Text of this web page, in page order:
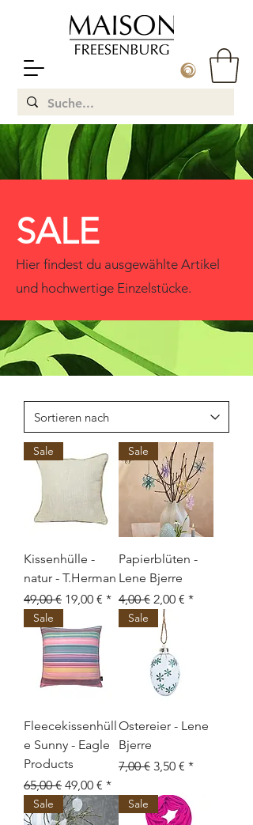
SALE
Hier findest du ausgewählte Artikel
und hochwertige Einzelstücke.
Sale
Kissenhülle -
natur - T.Herman
Standardpreis
49,00 € Sale-Preis
19,00 €
Sale
Papierblüten -
Lene Bjerre
Standardpreis
4,00 € Sale-Preis
2,00 €
Sale
Fleecekissenhüll
e Sunny - Eagle
Products
Standardpreis
65,00 € Sale-Preis
49,00 €
Sale
Ostereier - Lene
Bjerre
Standardpreis
7,00 € Sale-Preis
3,50 €
Sale Sale